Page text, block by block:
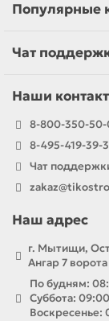
Популярные
Чат
Наши
8-800-350-50-
8-495-419-39-
Чат
Наш адрес
г. Мытищи,
Ангар 7 ворота
По будням:
Суббота:
Воскресенье: